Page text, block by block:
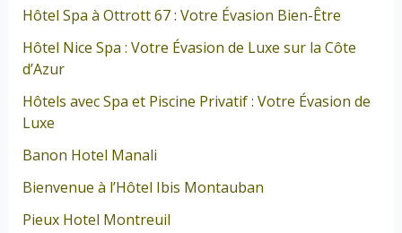
Hôtel Spa à Ottrott 67 : Votre Évasion Bien-Être
Hôtel Nice Spa : Votre Évasion de Luxe sur la Côte
d’Azur
Hôtels avec Spa et Piscine Privatif : Votre Évasion de
Luxe
Banon Hotel Manali
Bienvenue à l’Hôtel Ibis Montauban
Pieux Hotel Montreuil